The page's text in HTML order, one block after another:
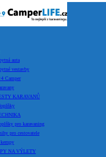
auta
vestavby
Camper
KARAVANŮ
pro karavaning
pro cestovatele
NA VÝLETY